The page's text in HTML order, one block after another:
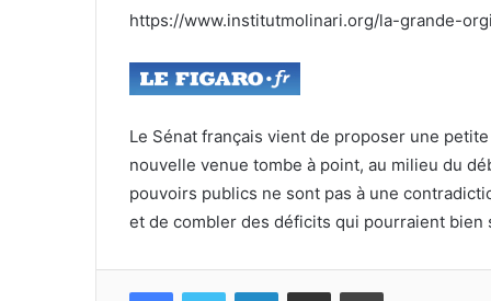
https://www.institutmolinari.org/la-grande-
Le Sénat français vient de proposer une
nouvelle venue tombe à point, au milieu du
pouvoirs publics ne sont pas à une
et de combler des déficits qui pourraient bien
FacebookTwitter LinkedinPartagez par mail Imprimez